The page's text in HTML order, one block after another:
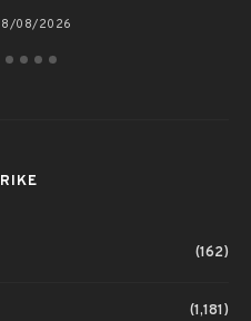
08/2026
(162)
(1,181)